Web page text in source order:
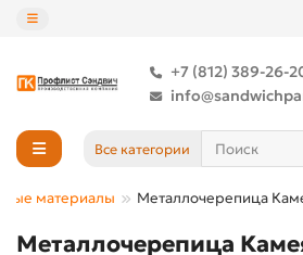
+7 (812) 389-26-
Все категории
материалы Металлочерепица
Металлочерепица